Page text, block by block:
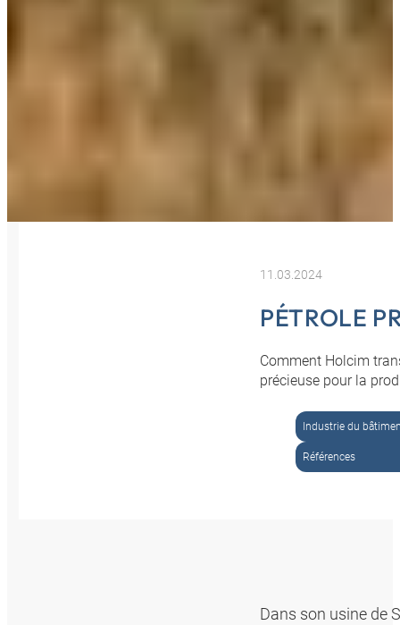
11.03.2024
PÉTROLE
Comment Holcim
précieuse pour la
Industrie du
Références
Dans son usine de